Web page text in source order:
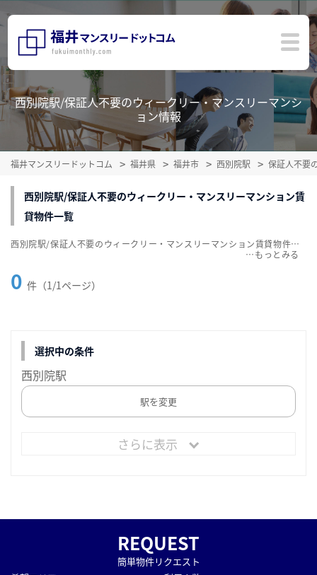
西別院駅/保証人不要のウィークリー・マンスリーマンシ
ョン情報
福井マンスリードットコム 福井県 福井市 西別院駅 保証人不要
西別院駅/保証人不要のウィークリー・マンスリーマンション賃
貸物件一覧
0 件（1/1ページ）
西別院駅/保証人不要のウィークリー・マンスリーマンション賃貸物件一覧を掲載中。敷金・礼金無料、家具・家電付をご紹介。こだわり条件での絞込みも簡単！
…
選択中の条件
西別院駅
駅を変更
さらに表示
REQUEST
簡単物件リクエスト